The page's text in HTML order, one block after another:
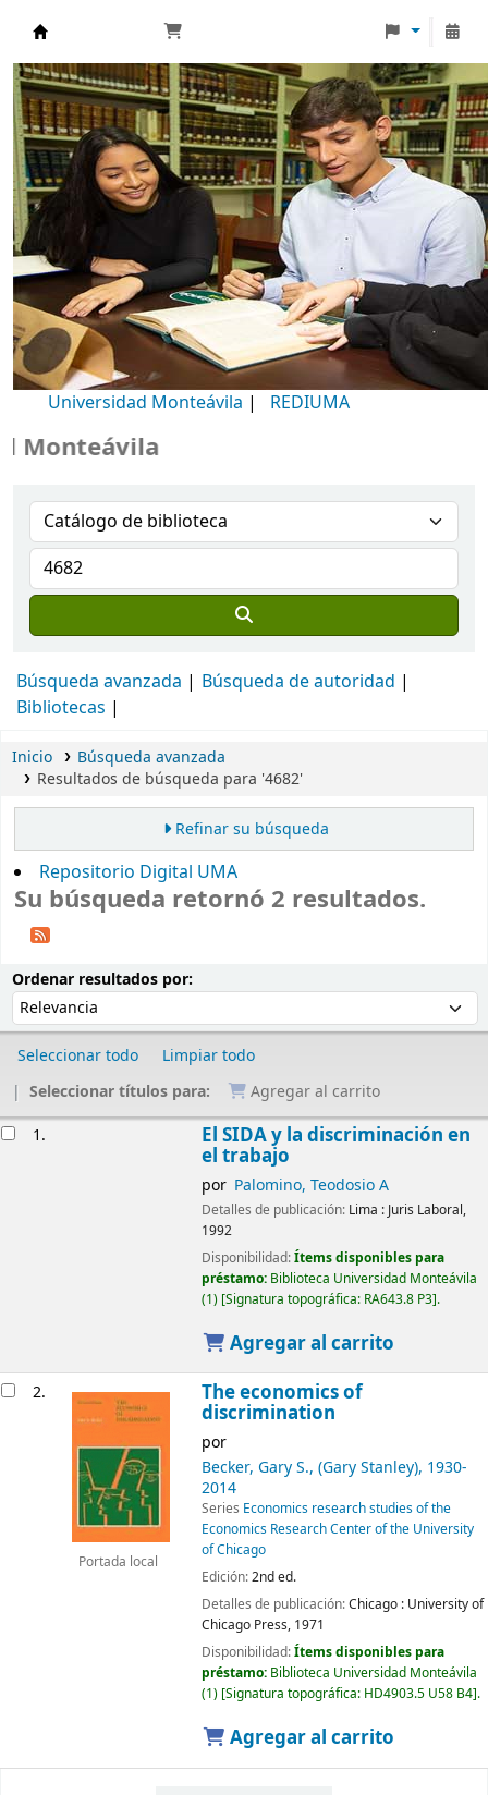
Biblioteca Universidad Monteávila
Universidad Monteávila | REDIUMA
Búsqueda avanzada
Búsqueda de autoridad
Bibliotecas
Inicio
Búsqueda avanzada
Resultados de búsqueda para '4682'
Refinar su búsqueda
Repositorio Digital UMA
Su búsqueda retornó 2 resultados.
Ordenar resultados por:
Seleccionar todo
Limpiar todo
Seleccionar títulos para:
Agregar al carrito
1. El SIDA y la discriminación en
el trabajo
por Palomino, Teodosio A
Detalles de publicación: Lima : Juris Laboral,
1992
Disponibilidad:Ítems disponibles para
préstamo: Biblioteca Universidad Monteávila
(1) Signatura topográfica: RA643.8 P3 .
Agregar al carrito
2.
Portada local
The economics of
discrimination
por
Becker, Gary S., (Gary Stanley), 1930-
2014
Series Economics research studies of the
Economics Research Center of the University
of Chicago
Edición:2nd ed.
Detalles de publicación:Chicago : University of
Chicago Press, 1971
Disponibilidad:Ítems disponibles para
préstamo: Biblioteca Universidad Monteávila
(1) Signatura topográfica: HD4903.5 U58 B4 .
Agregar al carrito